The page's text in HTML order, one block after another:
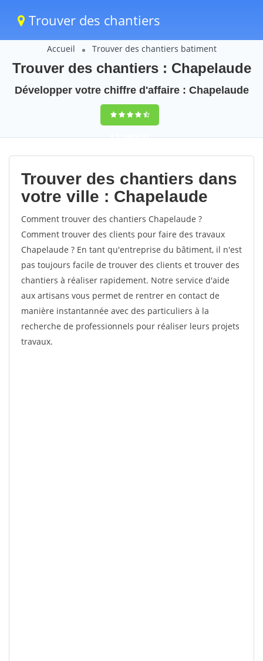
Trouver des chantiers
Accueil Trouver des chantiers batiment
Trouver des chantiers : Chapelaude
Développer votre chiffre d'affaire : Chapelaude
9,5(100%)43
votes
Trouver des chantiers dans
votre ville : Chapelaude
Comment trouver des chantiers Chapelaude ?
Comment trouver des clients pour faire des travaux
Chapelaude ? En tant qu'entreprise du bâtiment, il n'est
pas toujours facile de trouver des clients et trouver des
chantiers à réaliser rapidement. Notre service d'aide
aux artisans vous permet de rentrer en contact de
manière instantannée avec des particuliers à la
recherche de professionnels pour réaliser leurs projets
travaux.